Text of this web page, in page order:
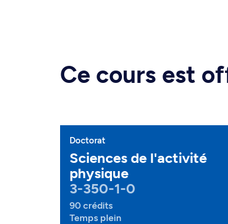
Ce cours est
Doctorat
Sciences de l'activité
physique
3-350-1-0
90 crédits
Temps plein